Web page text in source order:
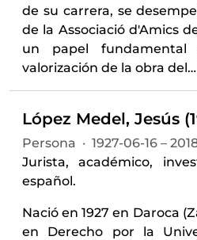
de su carrera, se
de la Associació d'Amics
un papel
valorización de la obra del…
López Medel, Jesús
Persona · 1927-06-16 –
Jurista, académico,
español.
Nació en 1927 en Daroca
en Derecho por la